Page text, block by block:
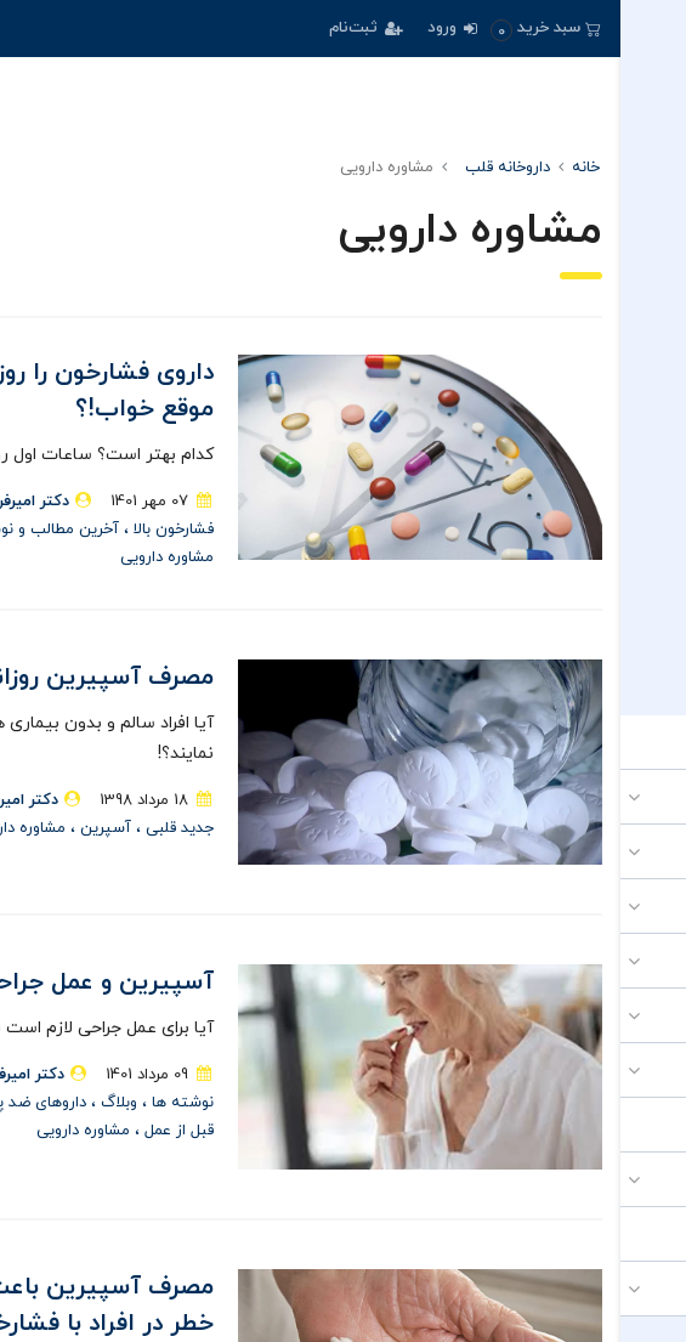
سبد خرید 0 ورود ثبت‌نام
خانه داروخانه قلب مشاوره دارویی
مشاوره دارویی
داروی فشارخون را
موقع خواب!؟
کدام بهتر است؟ ساعات اول
دکتر
فشارخون بالا
آخرین مطالب و
مشاوره دارویی
مصرف آسپیرین
آیا افراد سالم و بدون
نمایند؟!
دکتر
جدید قلبی
آسپرين مشاوره
آسپیرین و عمل
آیا برای عمل جراحی لازم
دکتر
نوشته ها
وبلاگ داروهای ضد
قبل از عمل
مشاوره دارویی
مصرف آسپیرین
خطر در افراد با